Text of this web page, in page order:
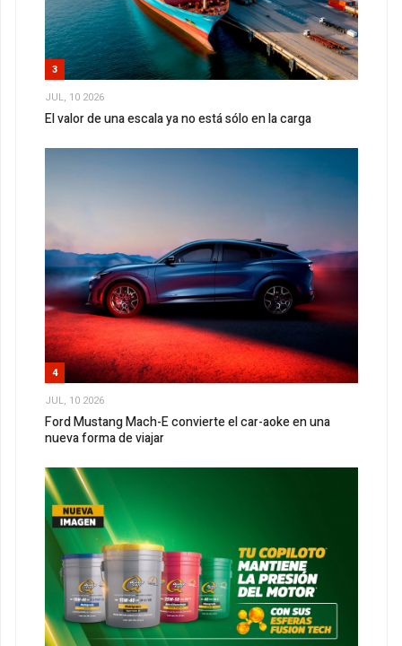
3
JUL, 10 2026
El valor de una escala ya no está sólo en la carga
4
JUL, 10 2026
Ford Mustang Mach-E convierte el car-aoke en una
nueva forma de viajar